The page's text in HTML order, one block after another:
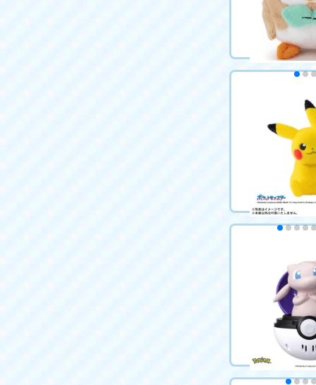
カート
ポケモン キミ
ンゲットぬい
2,420円（税込）
カート
ピカチュウ ぽ
2,200円（税込）
カート